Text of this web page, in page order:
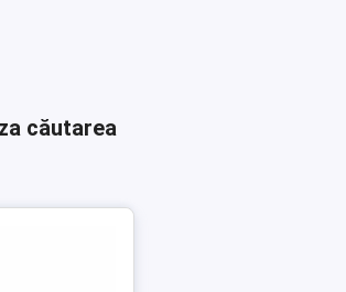
căutarea